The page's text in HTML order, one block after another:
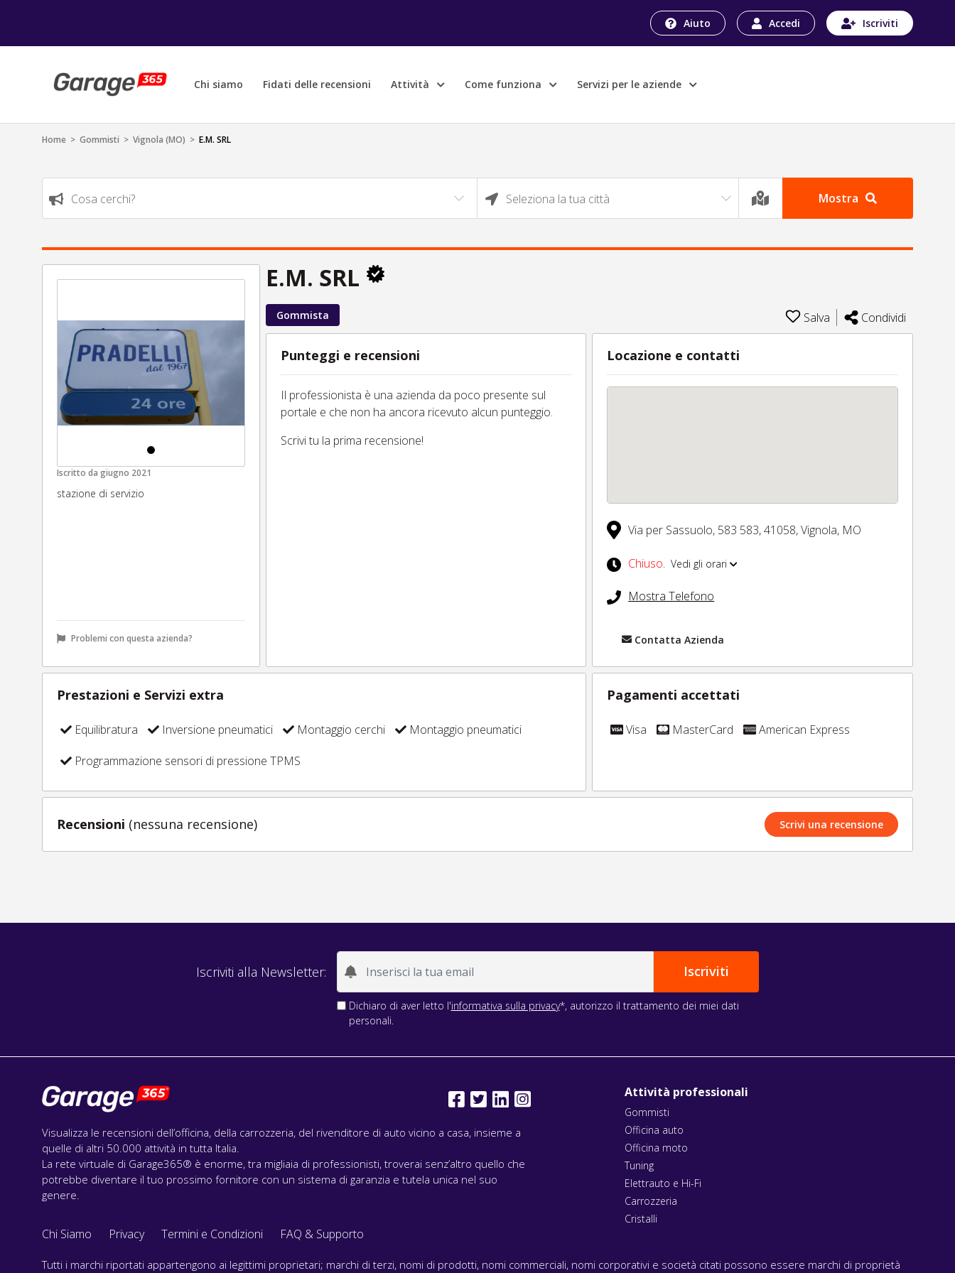
Aiuto Accedi Iscriviti
Chi siamo Fidati delle recensioni Attività Come funziona Servizi per le aziende
Home > Gommisti > Vignola (MO) > E.M. SRL
Cosa cerchi? Seleziona la tua città Mostra
Iscritto da giugno 2021
stazione di servizio
Problemi con questa azienda?
E.M. SRL
Gommista Salva Condividi
Punteggi e recensioni
Il professionista è una azienda da poco presente sul
portale e che non ha ancora ricevuto alcun punteggio.
Scrivi tu la prima recensione!
Locazione e contatti
Via per Sassuolo, 583 583,41058,Vignola, MO
Chiuso. Vedi gli orari
Mostra Telefono
Contatta Azienda
Prestazioni e Servizi extra
Equilibratura Inversione pneumatici Montaggio cerchi
Montaggio pneumatici
Programmazione sensori di pressione TPMS
Pagamenti accettati
Visa MasterCard American Express
Recensioni (nessuna recensione) Scrivi una recensione
Iscriviti alla Newsletter:
Dichiaro di aver letto l'informativa sulla privacy*, autorizzo il trattamento dei miei dati
personali.
Visualizza le recensioni dell’officina, della carrozzeria, del rivenditore di auto vicino a casa, insieme a
quelle di altri 50.000 attività in tutta Italia.
La rete virtuale di Garage365® è enorme, tra migliaia di professionisti, troverai senz’altro quello che
potrebbe diventare il tuo prossimo fornitore con un sistema di garanzia e tutela unica nel suo
genere.
Chi Siamo Privacy Termini e Condizioni FAQ & Supporto
Attività professionali
Gommisti
Officina auto
Officina moto
Tuning
Elettrauto e Hi-Fi
Carrozzeria
Cristalli
Tutti i marchi riportati appartengono ai legittimi proprietari; marchi di terzi, nomi di prodotti, nomi commerciali, nomi corporativi e società citati possono essere marchi di proprietà